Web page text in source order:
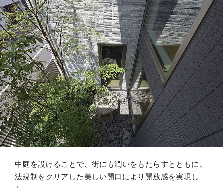
中庭を設けることで、街にも潤いをもたらすとともに、
法規制をクリアした美しい開口により開放感を実現し